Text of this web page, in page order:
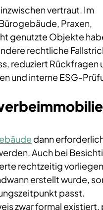
vertraut. Im
Praxen,
genutzte Objekte
rechtliche
reduziert Rückfragen
und interne ESG-
dann
Auch bei
rechtzeitig
erstellt wurde,
passt.
zwar formal